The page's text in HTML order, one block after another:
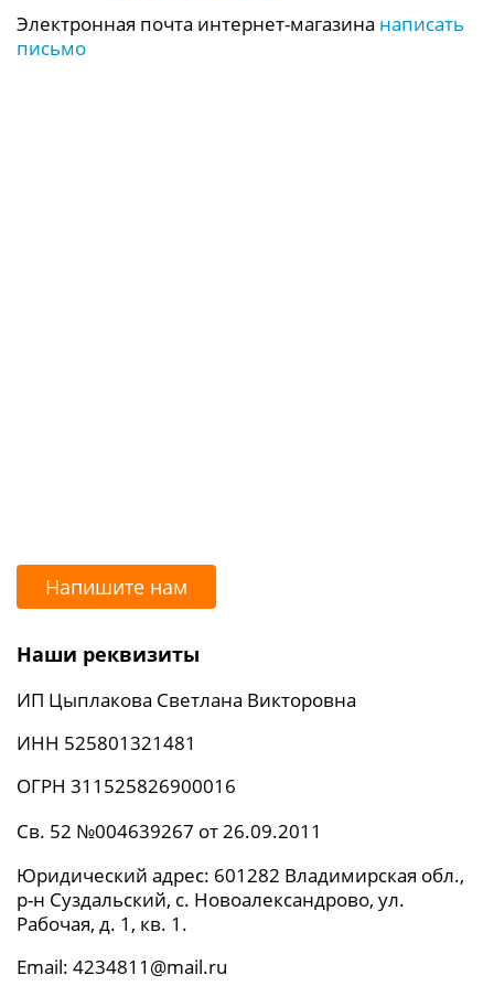
Электронная почта интернет-магазина написать
письмо
Напишите нам
Наши реквизиты
ИП Цыплакова Светлана Викторовна
ИНН 525801321481
ОГРН 311525826900016
Св. 52 №004639267 от 26.09.2011
Юридический адрес: 601282 Владимирская обл.,
р-н Суздальский, с. Новоалександрово, ул.
Рабочая, д. 1, кв. 1.
Email: 4234811@mail.ru